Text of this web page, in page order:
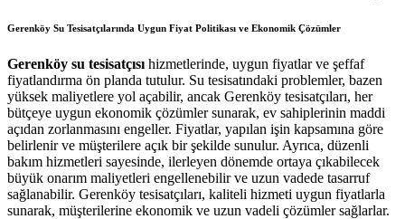
Gerenköy Su Tesisatçılarında Uygun Fiyat Politikası ve Ekonomik Çözümler
Gerenköy su tesisatçısı hizmetlerinde, uygun fiyatlar ve şeffaf
fiyatlandırma ön planda tutulur. Su tesisatındaki problemler, bazen
yüksek maliyetlere yol açabilir, ancak Gerenköy tesisatçıları, her
bütçeye uygun ekonomik çözümler sunarak, ev sahiplerinin maddi
açıdan zorlanmasını engeller. Fiyatlar, yapılan işin kapsamına göre
belirlenir ve müşterilere açık bir şekilde sunulur. Ayrıca, düzenli
bakım hizmetleri sayesinde, ilerleyen dönemde ortaya çıkabilecek
büyük onarım maliyetleri engellenebilir ve uzun vadede tasarruf
sağlanabilir. Gerenköy tesisatçıları, kaliteli hizmeti uygun fiyatlarla
sunarak, müşterilerine ekonomik ve uzun vadeli çözümler sağlarlar.